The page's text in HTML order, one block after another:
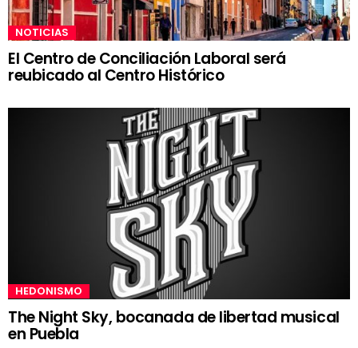
NOTICIAS
El Centro de Conciliación Laboral será
reubicado al Centro Histórico
HEDONISMO
The Night Sky, bocanada de libertad musical
en Puebla